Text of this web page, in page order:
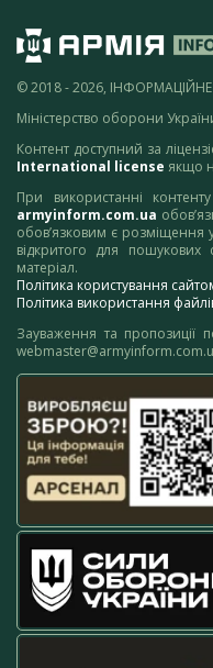
© 2018 - 2026,
Міністерство оборони
Контент доступний за
International license якщо
При використанні
armyinform.com.ua
обов’язковим є розміщення
відкритого для пошукових
матеріал.
Політика користування
Політика використання
Зауваження та пропозиції